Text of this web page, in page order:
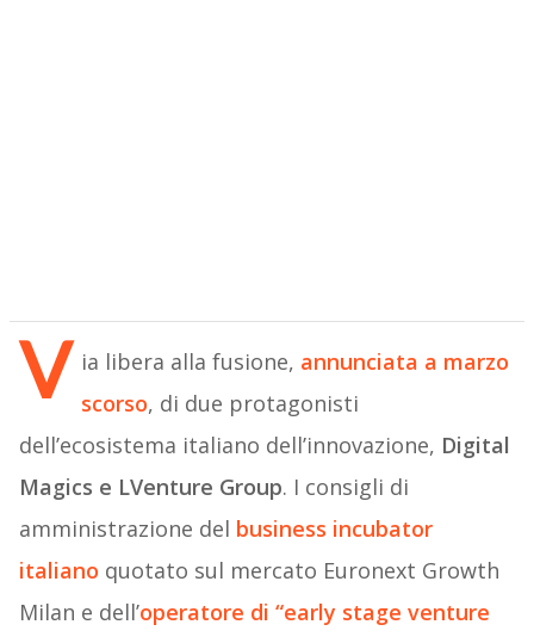
V ia libera alla fusione, annunciata a marzo
scorso, di due protagonisti
dell’ecosistema italiano dell’innovazione, Digital
Magics e LVenture Group. I consigli di
amministrazione del business incubator
italiano quotato sul mercato Euronext Growth
Milan e dell’operatore di “early stage venture